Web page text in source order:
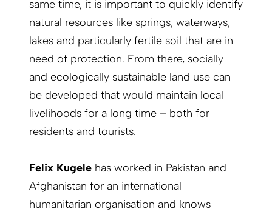
same time, it is important to quickly identify
natural resources like springs, waterways,
lakes and particularly fertile soil that are in
need of protection. From there, socially
and ecologically sustainable land use can
be developed that would maintain local
livelihoods for a long time – both for
residents and tourists.
Felix Kugele has worked in Pakistan and
Afghanistan for an international
humanitarian organisation and knows